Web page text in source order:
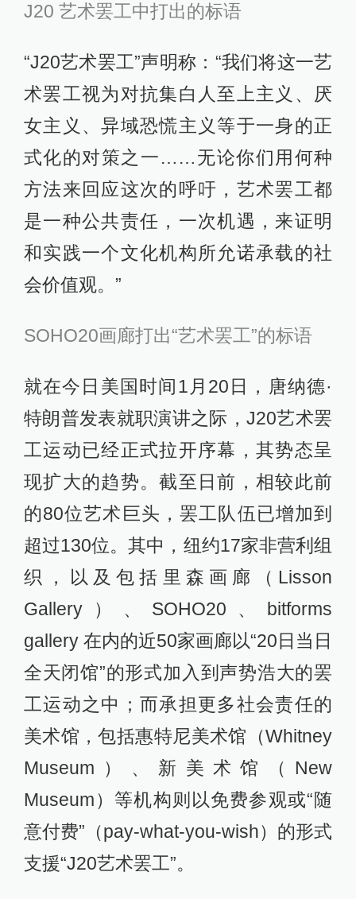
J20 艺术罢工中打出的标语
“J20艺术罢工”声明称：“我们将这一艺
术罢工视为对抗集白人至上主义、厌
女主义、异域恐慌主义等于一身的正
式化的对策之一……无论你们用何种
方法来回应这次的呼吁，艺术罢工都
是一种公共责任，一次机遇，来证明
和实践一个文化机构所允诺承载的社
会价值观。”
SOHO20画廊打出“艺术罢工”的标语
就在今日美国时间1月20日，唐纳德·
特朗普发表就职演讲之际，J20艺术罢
工运动已经正式拉开序幕，其势态呈
现扩大的趋势。截至日前，相较此前
的80位艺术巨头，罢工队伍已增加到
超过130位。其中，纽约17家非营利组
织，以及包括里森画廊（Lisson
Gallery）、SOHO20、bitforms
gallery 在内的近50家画廊以“20日当日
全天闭馆”的形式加入到声势浩大的罢
工运动之中；而承担更多社会责任的
美术馆，包括惠特尼美术馆（Whitney
Museum）、新美术馆（New
Museum）等机构则以免费参观或“随
意付费”（pay-what-you-wish）的形式
支援“J20艺术罢工”。